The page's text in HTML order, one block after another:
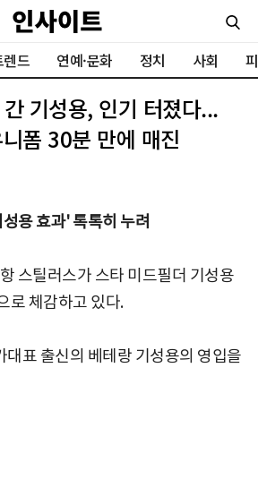
렌드 연예·문화 정치 사회
기성용, 인기 터졌다...
폼 30분 만에 매진
용 효과' 톡톡히 누려
스틸러스가 스타 미드필더 기성용
로 체감하고 있다.
대표 출신의 베테랑 기성용의 영입을